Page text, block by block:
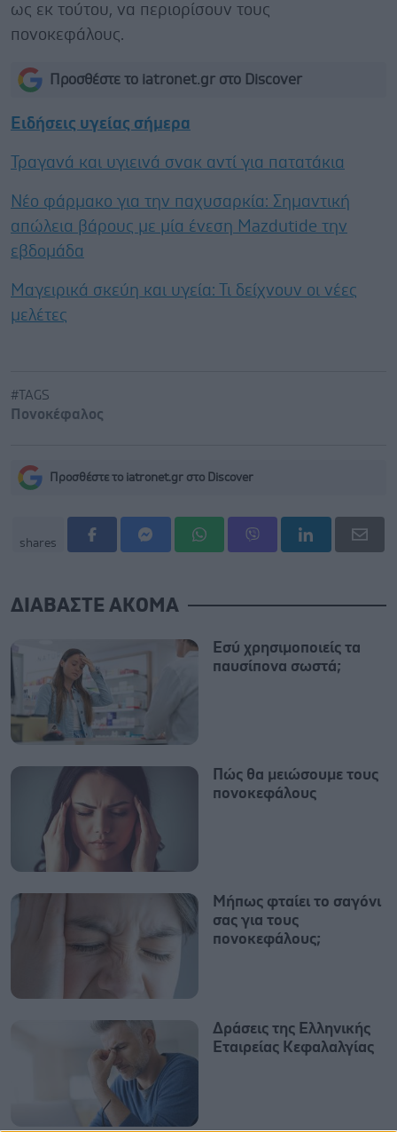
ως εκ τούτου, να περιορίσουν τους
πονοκεφάλους.
Προσθέστε το iatronet.gr στο Discover
Ειδήσεις υγείας σήμερα
Τραγανά και υγιεινά σνακ αντί για πατατάκια
Νέο φάρμακο για την παχυσαρκία: Σημαντική
απώλεια βάρους με μία ένεση Mazdutide την
εβδομάδα
Μαγειρικά σκεύη και υγεία: Τι δείχνουν οι νέες
μελέτες
#TAGS
Πονοκέφαλος
Προσθέστε το iatronet.gr στο Discover
shares
ΔΙΑΒΑΣΤΕ ΑΚΟΜΑ
Εσύ χρησιμοποιείς τα
παυσίπονα σωστά;
Πώς θα μειώσουμε τους
πονοκεφάλους
Μήπως φταίει το σαγόνι
σας για τους
πονοκεφάλους;
Δράσεις της Ελληνικής
Εταιρείας Κεφαλαλγίας